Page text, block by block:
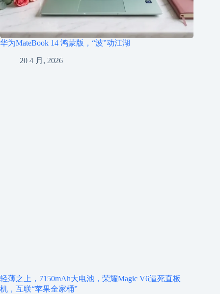
华为MateBook 14 鸿蒙版，“波”动江湖
20 4 月, 2026
轻薄之上，7150mAh大电池，荣耀Magic V6逼死直板
机，互联“苹果全家桶”